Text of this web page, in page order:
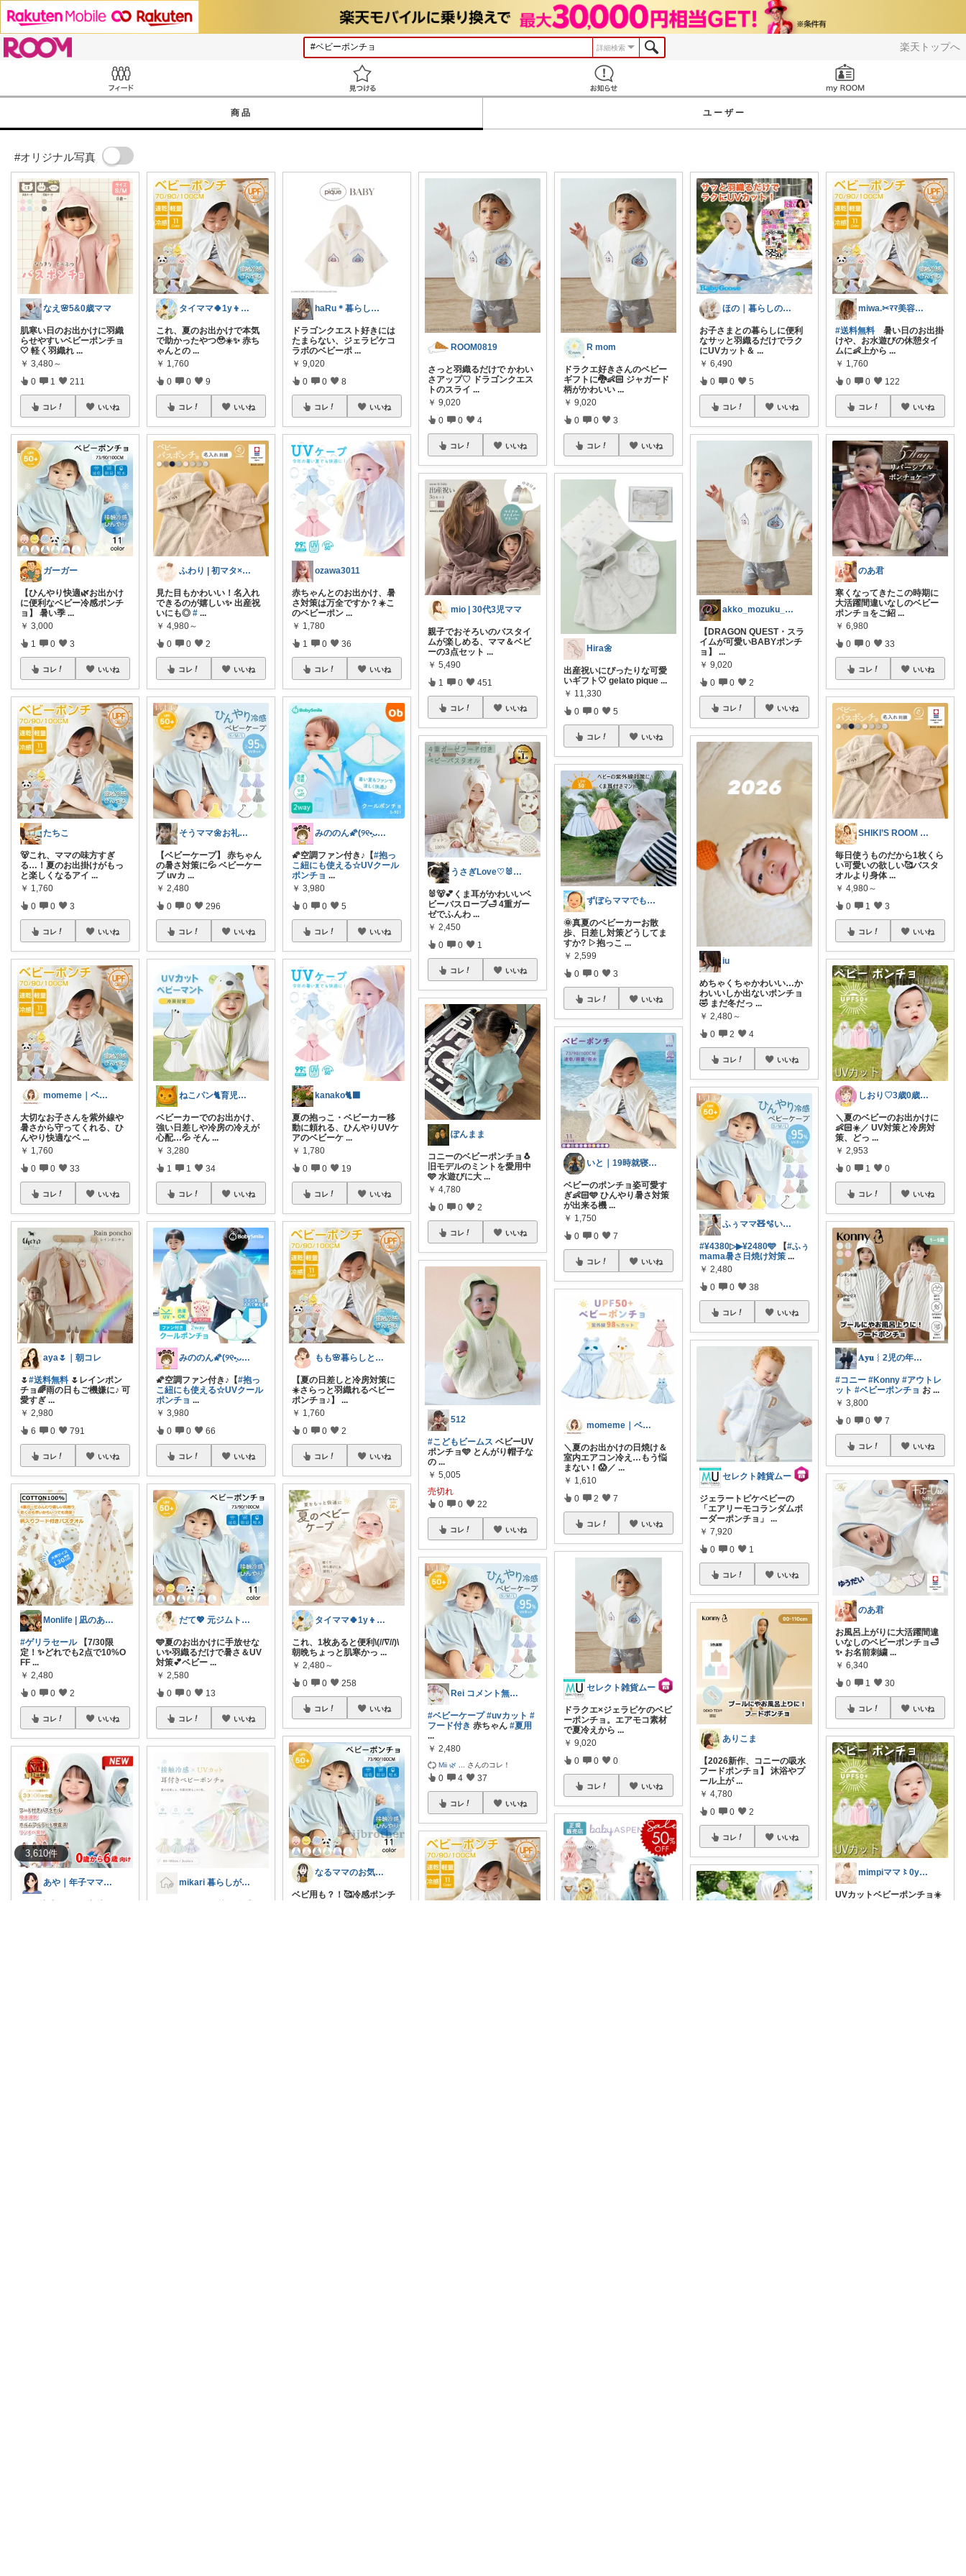
楽天トップへ
詳細検索
商品 ユーザー
#オリジナル写真
3,610件
なえ🌸5&0歳ママ
肌寒い日のお出かけに羽織
らせやすいベビーポンチョ
🤍 軽く羽織れ ...
￥ 3,480～
0 1 211
コレ いいね
ガーガー
【ひんやり快適🌿お出かけ
に便利なベビー冷感ポンチ
ョ】 暑い季 ...
￥ 3,000
1 0 3
コレ いいね
たちこ
🐻これ、ママの味方すぎ
る…！夏のお出掛けがもっ
と楽しくなるアイ ...
￥ 1,760
0 0 3
コレ いいね
momeme｜ベビー&キッズ専門店
大切なお子さんを紫外線や
暑さから守ってくれる、ひ
んやり快適なベ ...
￥ 1,760
0 0 33
コレ いいね
aya🌷｜朝コレ
🌷#送料無料 🌷レインポン
チョ🌈雨の日もご機嫌に♪ 可
愛すぎ ...
￥ 2,980
6 0 791
コレ いいね
Monlife | 凪のある暮らし
#ゲリラセール【7/30限
定！✨️どれでも2点で10%O
FF ...
￥ 2,480
0 0 2
コレ いいね
あや｜年子ママのワンオペ時短グッズ×美容
タイママ🍀1y👦のママ
これ、夏のお出かけで本気
で助かったやつ🥹☀️✨ 赤ち
ゃんとの ...
￥ 1,760
0 0 9
コレ いいね
ふわり | 初マタ×出産準備🫧
見た目もかわいい！名入れ
できるのが嬉しい✨ 出産祝
いにも◎# ...
￥ 4,980～
0 0 2
コレ いいね
そうママ🌼お礼はプロフに
【ベビーケープ】 赤ちゃん
の暑さ対策に💦 ベビーケー
プ uvカ ...
￥ 2,480
0 0 296
コレ いいね
ねこパン🐈育児お助け
ベビーカーでのお出かけ、
強い日差しや冷房の冷えが
心配…💦 そん ...
￥ 3,280
1 1 34
コレ いいね
みののん🌠(୨୧•͈ᴗ•͈)感謝♡
🌠空調ファン付き♪【#抱っ
こ紐にも使える☆UVクール
ポンチョ ...
￥ 3,980
0 0 66
コレ いいね
だて💖 元ジムトレーナーママ子育て美容
🩵夏のお出かけに手放せな
い✨羽織るだけで暑さ＆UV
対策💕ベビー ...
￥ 2,580
0 0 13
コレ いいね
mikari 暮らしが軽くなるROOM
haRu＊暮らし・こども・美容
ドラゴンクエスト好きには
たまらない、ジェラピケコ
ラボのベビーポ ...
￥ 9,020
0 0 8
コレ いいね
ozawa3011
赤ちゃんとのお出かけ、暑
さ対策は万全ですか？☀️こ
のベビーポン ...
￥ 1,780
1 0 36
コレ いいね
みののん🌠(୨୧•͈ᴗ•͈)感謝♡
🌠空調ファン付き♪【#抱っ
こ紐にも使える☆UVクール
ポンチョ ...
￥ 3,980
0 0 5
コレ いいね
kanako🐈‍⬛
夏の抱っこ・ベビーカー移
動に頼れる、ひんやりUVケ
アのベビーケ ...
￥ 1,780
0 0 19
コレ いいね
もも🌸暮らしとベビーの愛用品
【夏の日差しと冷房対策に
☀️さらっと羽織れるベビー
ポンチョ♪】
...
￥ 1,760
0 0 2
コレ いいね
タイママ🍀1y👦のママ
これ、1枚あると便利\(//∇//)\
朝晩ちょっと肌寒かっ ...
￥ 2,480～
0 0 258
コレ いいね
なるママのお気に入りROOM🌙✴︎.°
ベビ用も？！🥰冷感ポンチ
ROOM0819
さっと羽織るだけで かわい
さアップ♡ ドラゴンクエス
トのスライ ...
￥ 9,020
0 0 4
コレ いいね
mio | 30代3児ママ
親子でおそろいのバスタイ
ムが楽しめる、ママ＆ベビ
ーの3点セット ...
￥ 5,490
1 0 451
コレ いいね
うさぎLove♡🐰みーちゃん🐰
🐰🐻💕くま耳がかわいいベ
ビーバスローブ🛁 4重ガー
ゼでふんわ ...
￥ 2,450
0 0 1
コレ いいね
ぽんまま
コニーのベビーポンチョ🐧
旧モデルのミントを愛用中
🩵 水遊びに大 ...
￥ 4,780
0 0 2
コレ いいね
512
#こどもビームス ベビーUV
ポンチョ🩵 とんがり帽子な
の ...
￥ 5,005
売切れ
0 0 22
コレ いいね
Rei コメント無く経由購入します♪
#ベビーケープ #uvカット #
フード付き 赤ちゃん#夏用
...
￥ 2,480
Mii 🌿 さんのコレ！
0 4 37
コレ いいね
R mom
ドラクエ好きさんのベビー
ギフトに🐉👶🏻 ジャガード
柄がかわいい ...
￥ 9,020
0 0 3
コレ いいね
Hira🌼
出産祝いにぴったりな可愛
いギフト🤍 gelato pique ...
￥ 11,330
0 0 5
コレ いいね
ずぼらママでもかわいくご機嫌ROOM
🌞真夏のベビーカーお散
歩、日差し対策どうしてま
すか? ▷抱っこ ...
￥ 2,599
0 0 3
コレ いいね
いと｜19時就寝のワンオペ育児
ベビーのポンチョ姿可愛す
ぎ👶🏻🩵 ひんやり暑さ対策
が出来る機 ...
￥ 1,750
0 0 7
コレ いいね
momeme｜ベビー&キッズ専門店
＼夏のお出かけの日焼け＆
室内エアコン冷え…もう悩
まない！😱／...
￥ 1,610
0 2 7
コレ いいね
セレクト雑貨ムー
ドラクエ×ジェラピケのベビ
ーポンチョ。エアモコ素材
で夏冷えから ...
￥ 9,020
0 0 0
コレ いいね
ほの｜暮らしのセレクト
お子さまとの暮らしに便利
なサッと羽織るだけでラク
にUVカット＆ ...
￥ 6,490
0 0 5
コレ いいね
akko_mozuku_mugisuke
【DRAGON QUEST・スラ
イムが可愛いBABYポンチ
ョ】
...
￥ 9,020
0 0 2
コレ いいね
iu
めちゃくちゃかわいい…か
わいいしか出ないポンチョ
🤣 まだ冬だっ ...
￥ 2,480～
0 2 4
コレ いいね
ふぅママ🧸🫧いつも有難うございます
#¥4380▷▶︎¥2480🩵 【#ふぅ
mama暑さ日焼け対策 ...
￥ 2,480
0 0 38
コレ いいね
セレクト雑貨ムー
ジェラートピケベビーの
「エアリーモコランダムボ
ーダーポンチョ」
...
￥ 7,920
0 0 1
コレ いいね
ありこま
【2026新作、コニーの吸水
フードポンチョ】 沐浴やプ
ール上が ...
￥ 4,780
0 0 2
コレ いいね
miwa.✂︎ﾏﾏ美容師💎
#送料無料 暑い日のお出掛
けや、お水遊びの休憩タイ
ムに👶上から ...
￥ 1,760
0 0 122
コレ いいね
のあ君
寒くなってきたこの時期に
大活躍間違いなしのベビー
ポンチョをご紹 ...
￥ 6,980
0 0 33
コレ いいね
SHIKI’S ROOM by SAYA
毎日使うものだから1枚くら
い可愛いの欲しい🥰バスタ
オルより身体 ...
￥ 4,980～
0 1 3
コレ いいね
しおり♡3歳0歳子育て中
＼夏のベビーのお出かけに
👶🏻☀️／ UV対策と冷房対
策、どっ ...
￥ 2,953
0 1 0
コレ いいね
𝐀𝐲𝐮︴2児の年子姉妹ママ
#コニー #Konny #アウトレ
ット #ベビーポンチョ お ...
￥ 3,800
0 0 7
コレ いいね
のあ君
お風呂上がりに大活躍間違
いなしのベビーポンチョ🛁
✨ お名前刺繍 ...
￥ 6,340
0 1 30
コレ いいね
mimpiママ〻0yベビー
UVカットベビーポンチョ☀️